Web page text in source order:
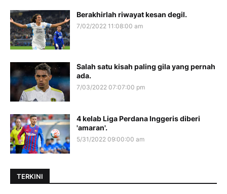
Berakhirlah riwayat kesan degil.
7/02/2022 11:08:00 am
Salah satu kisah paling gila yang pernah
ada.
7/03/2022 07:07:00 pm
4 kelab Liga Perdana Inggeris diberi
'amaran'.
5/31/2022 09:00:00 am
TERKINI